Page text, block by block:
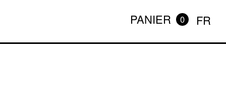
PANIER 0 FR